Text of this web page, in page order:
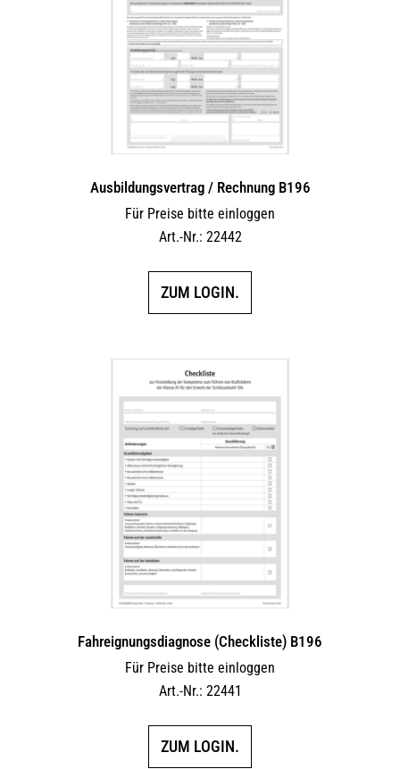
Ausbildungsvertrag / Rechnung B196
Für Preise bitte einloggen
Art.-Nr.: 22442
ZUM LOGIN.
Fahreignungsdiagnose (Checkliste) B196
Für Preise bitte einloggen
Art.-Nr.: 22441
ZUM LOGIN.